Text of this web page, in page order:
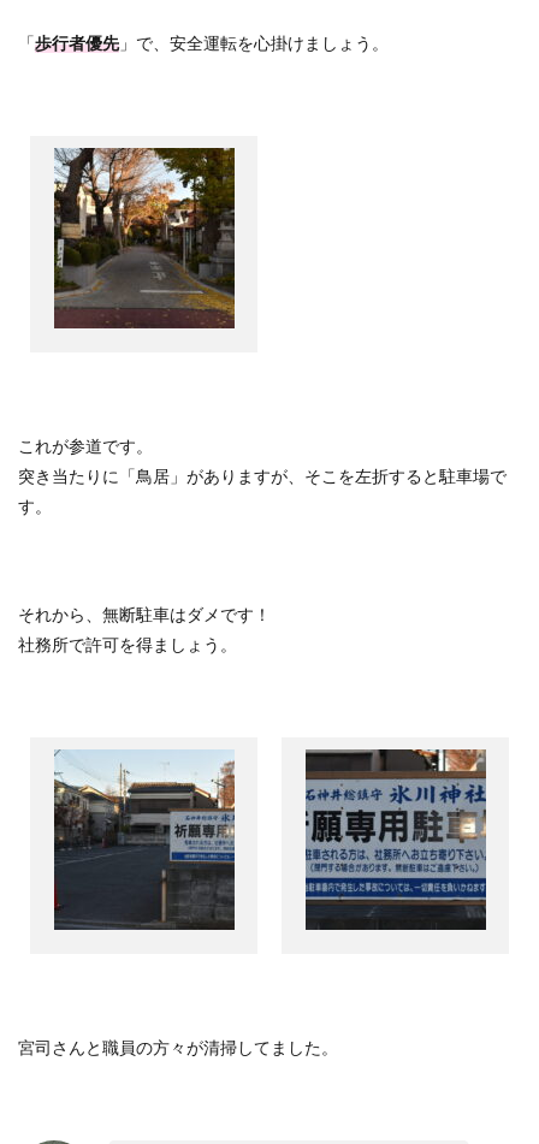
「歩行者優先」で、安全運転を心掛けましょう。
これが参道です。
突き当たりに「鳥居」がありますが、そこを左折すると駐車場で
す。
それから、無断駐車はダメです！
社務所で許可を得ましょう。
宮司さんと職員の方々が清掃してました。